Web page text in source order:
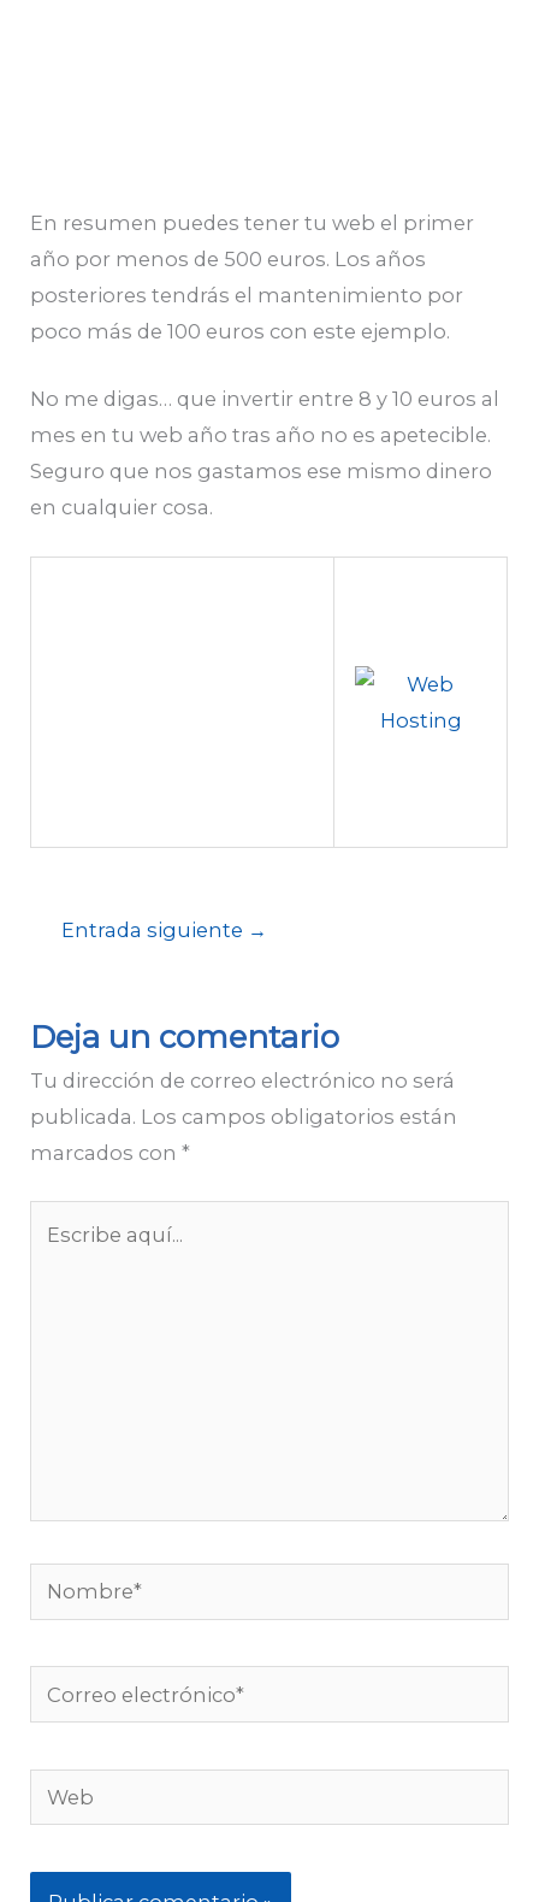
En resumen puedes tener tu web el primer
año por menos de 500 euros. Los años
posteriores tendrás el mantenimiento por
poco más de 100 euros con este ejemplo.
No me digas… que invertir entre 8 y 10 euros al
mes en tu web año tras año no es apetecible.
Seguro que nos gastamos ese mismo dinero
en cualquier cosa.
Deja un comentario
publicada. Los campos obligatorios están
Escribe
electrónico*
Web